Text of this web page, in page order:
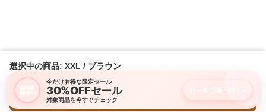
SALE
開催中
今だけお得な限定セール
30%OFFセール
対象商品を今すぐチェック
セール会場へ行く
選択中の商品: XXL / ブラウン
購入画面に進む